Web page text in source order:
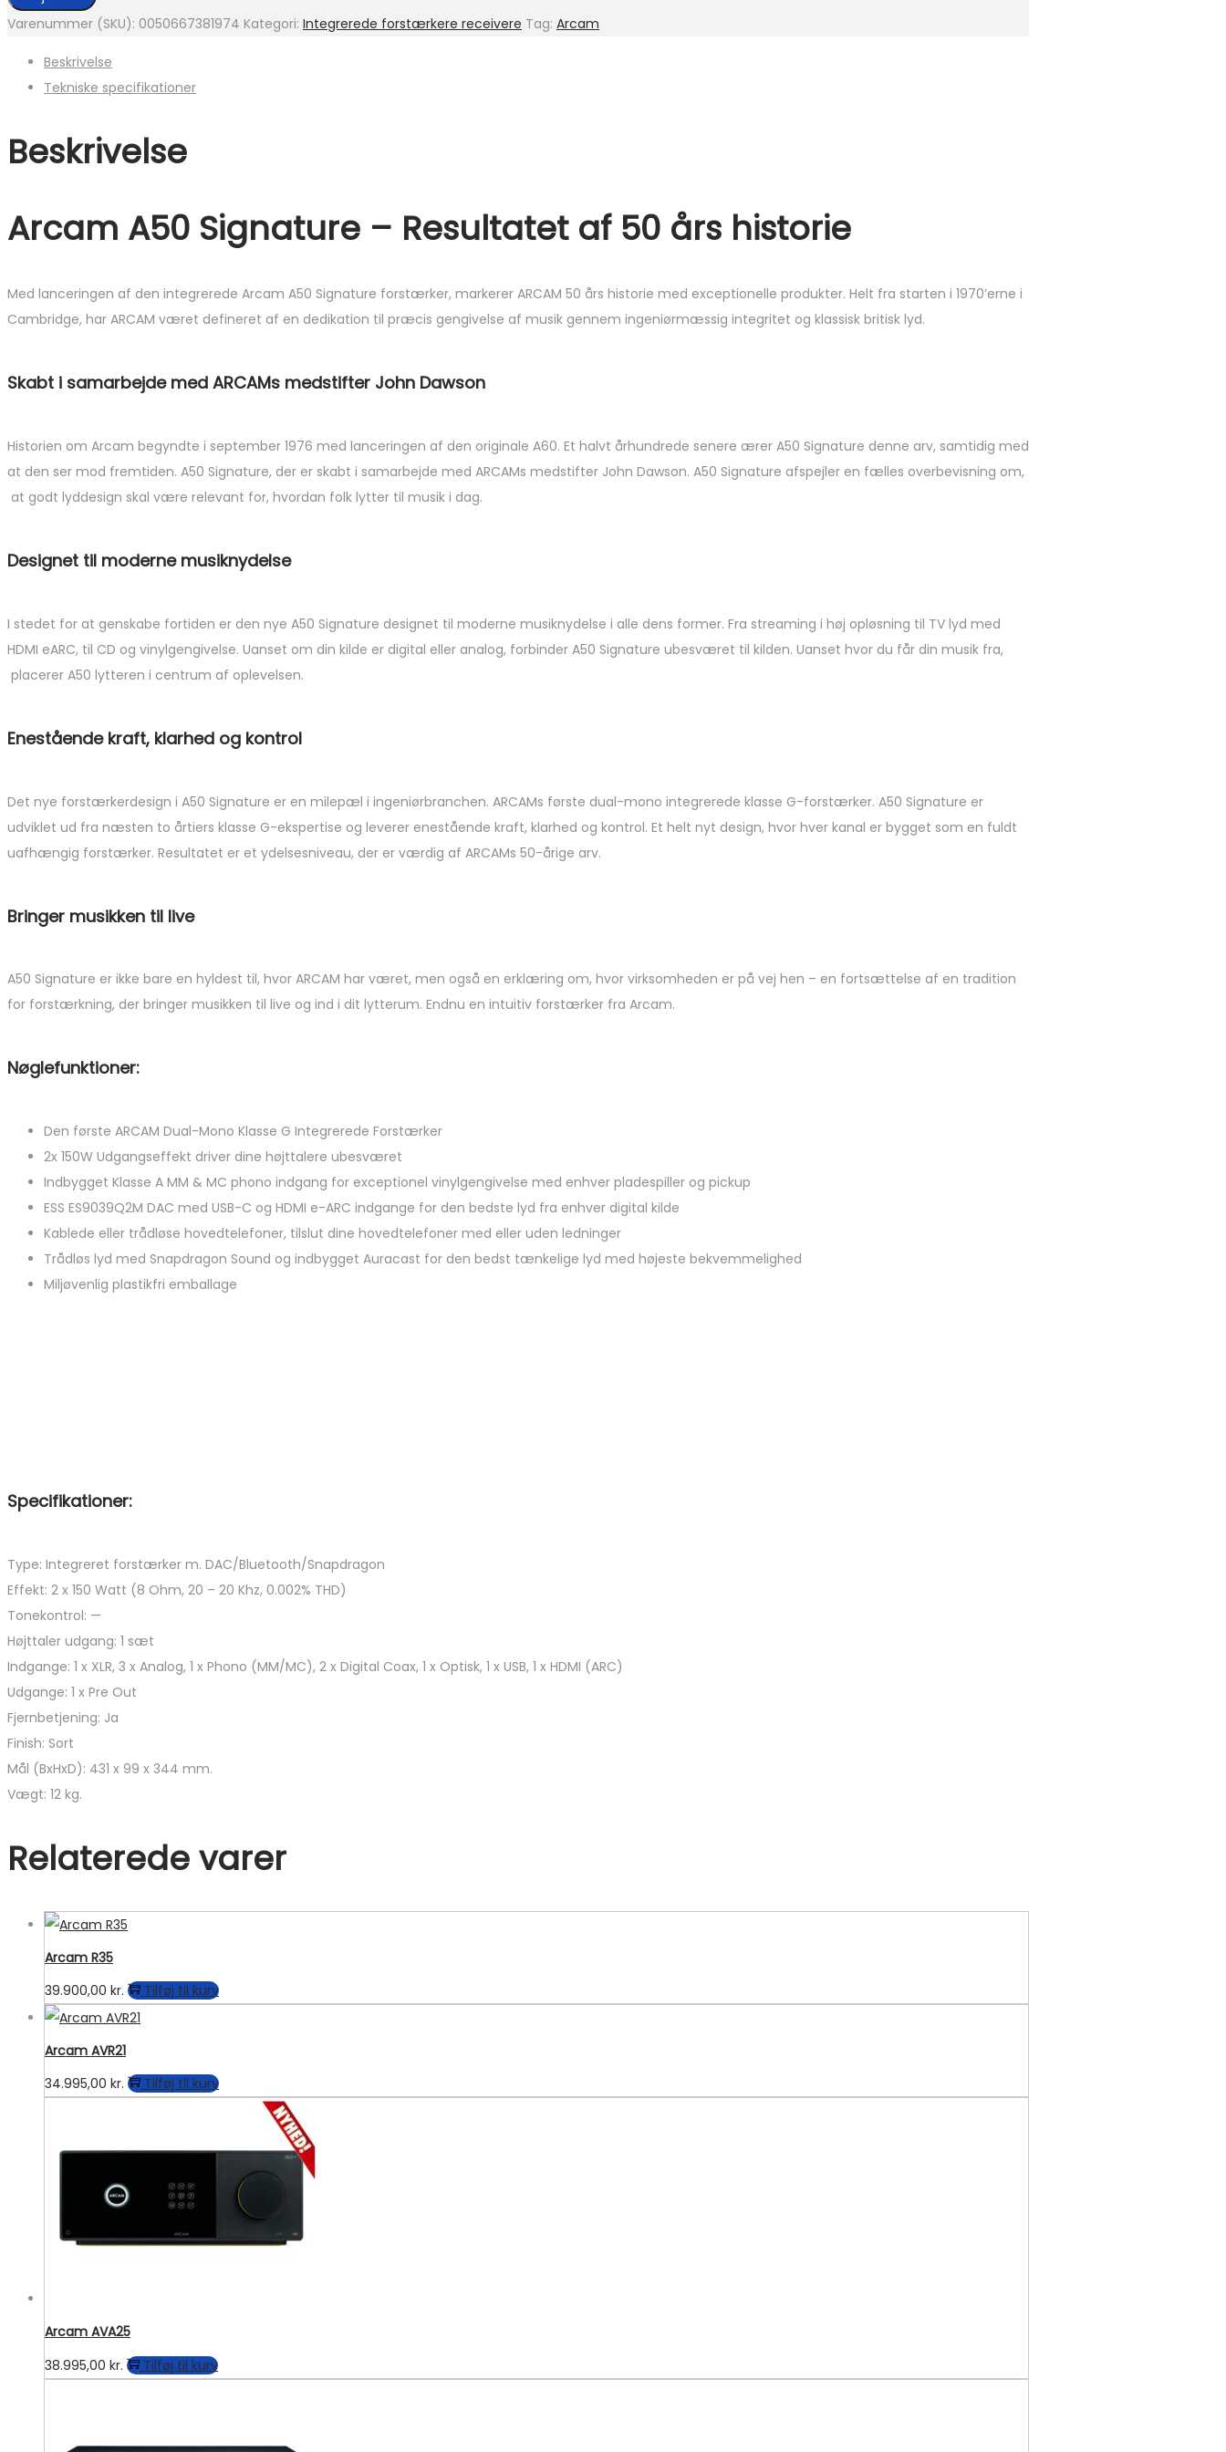
Varenummer (SKU): 0050667381974 Kategori: Integrerede forstærkere receivere Tag: Arcam
Beskrivelse
Tekniske specifikationer
Beskrivelse
Arcam A50 Signature – Resultatet af 50 års historie
Med lanceringen af ​​den integrerede Arcam A50 Signature forstærker, markerer ARCAM 50 års historie med exceptionelle produkter. Helt fra starten i 1970’erne i
Cambridge, har ARCAM været defineret af en dedikation til præcis gengivelse af musik gennem ingeniørmæssig integritet og klassisk britisk lyd.
Skabt i samarbejde med ARCAMs medstifter John Dawson
Historien om Arcam begyndte i september 1976 med lanceringen af ​​den originale A60. Et halvt århundrede senere ærer A50 Signature denne arv, samtidig med
at den ser mod fremtiden. A50 Signature, der er skabt i samarbejde med ARCAMs medstifter John Dawson. A50 Signature afspejler en fælles overbevisning om,
at godt lyddesign skal være relevant for, hvordan folk lytter til musik i dag.
Designet til moderne musiknydelse
I stedet for at genskabe fortiden er den nye A50 Signature designet til moderne musiknydelse i alle dens former. Fra streaming i høj opløsning til TV lyd med
HDMI eARC, til CD og vinylgengivelse. Uanset om din kilde er digital eller analog, forbinder A50 Signature ubesværet til kilden. Uanset hvor du får din musik fra,
placerer A50 lytteren i centrum af oplevelsen.
Enestående kraft, klarhed og kontrol
Det nye forstærkerdesign i A50 Signature er en milepæl i ingeniørbranchen. ARCAMs første dual-mono integrerede klasse G-forstærker. A50 Signature er
udviklet ud fra næsten to årtiers klasse G-ekspertise og leverer enestående kraft, klarhed og kontrol. Et helt nyt design, hvor hver kanal er bygget som en fuldt
uafhængig forstærker. Resultatet er et ydelsesniveau, der er værdig af ARCAMs 50-årige arv.
Bringer musikken til live
A50 Signature er ikke bare en hyldest til, hvor ARCAM har været, men også en erklæring om, hvor virksomheden er på vej hen – en fortsættelse af en tradition
for forstærkning, der bringer musikken til live og ind i dit lytterum. Endnu en intuitiv forstærker fra Arcam.
Nøglefunktioner:
Den første ARCAM Dual-Mono Klasse G Integrerede Forstærker
2x 150W Udgangseffekt driver dine højttalere ubesværet
Indbygget Klasse A MM & MC phono indgang for exceptionel vinylgengivelse med enhver pladespiller og pickup
ESS ES9039Q2M DAC med USB-C og HDMI e-ARC indgange for den bedste lyd fra enhver digital kilde
Kablede eller trådløse hovedtelefoner, tilslut dine hovedtelefoner med eller uden ledninger
Trådløs lyd med Snapdragon Sound og indbygget Auracast for den bedst tænkelige lyd med højeste bekvemmelighed
Miljøvenlig plastikfri emballage
Specifikationer:
Type: Integreret forstærker m. DAC/Bluetooth/Snapdragon
Effekt: 2 x 150 Watt (8 Ohm, 20 – 20 Khz, 0.002% THD)
Tonekontrol: —
Højttaler udgang: 1 sæt
Indgange: 1 x XLR, 3 x Analog, 1 x Phono (MM/MC), 2 x Digital Coax, 1 x Optisk, 1 x USB, 1 x HDMI (ARC)
Udgange: 1 x Pre Out
Fjernbetjening: Ja
Finish: Sort
Mål (BxHxD): 431 x 99 x 344 mm.
Vægt: 12 kg.
Relaterede varer
Arcam R35
39.900,00 kr. Tilføj til kurv
Arcam AVR21
34.995,00 kr. Tilføj til kurv
Arcam AVA25
38.995,00 kr. Tilføj til kurv